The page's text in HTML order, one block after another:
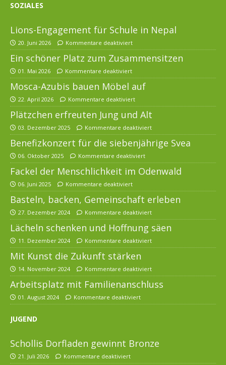
SOZIALES
Lions-Engagement für Schule in Nepal
20. Juni 2026 Kommentare deaktiviert
Ein schöner Platz zum Zusammensitzen
01. Mai 2026 Kommentare deaktiviert
Mosca-Azubis bauen Möbel auf
22. April 2026 Kommentare deaktiviert
Plätzchen erfreuten Jung und Alt
03. Dezember 2025 Kommentare deaktiviert
Benefizkonzert für die siebenjährige Svea
06. Oktober 2025 Kommentare deaktiviert
Fackel der Menschlichkeit im Odenwald
06. Juni 2025 Kommentare deaktiviert
Basteln, backen, Gemeinschaft erleben
27. Dezember 2024 Kommentare deaktiviert
Lächeln schenken und Hoffnung säen
11. Dezember 2024 Kommentare deaktiviert
Mit Kunst die Zukunft stärken
14. November 2024 Kommentare deaktiviert
Arbeitsplatz mit Familienanschluss
01. August 2024 Kommentare deaktiviert
JUGEND
Schollis Dorfladen gewinnt Bronze
21. Juli 2026 Kommentare deaktiviert